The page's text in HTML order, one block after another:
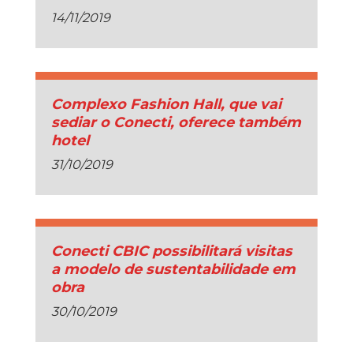
14/11/2019
Complexo Fashion Hall, que vai
sediar o Conecti, oferece também
hotel
31/10/2019
Conecti CBIC possibilitará visitas
a modelo de sustentabilidade em
obra
30/10/2019